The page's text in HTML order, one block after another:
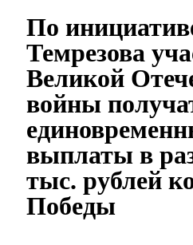
По
Темрезова
Великой
войны
выплаты в
тыс. рублей
Победы